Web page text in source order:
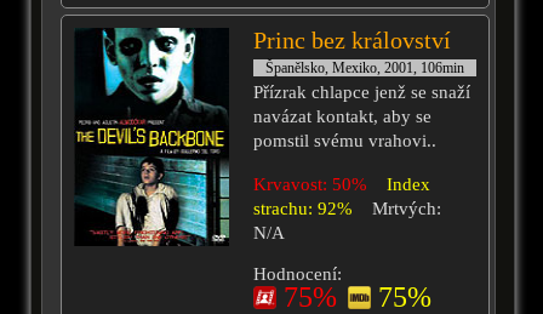
Princ bez království
Španělsko, Mexiko, 2001, 106min
Přízrak chlapce jenž se snaží
navázat kontakt, aby se
pomstil svému vrahovi..
Krvavost: 50%
Index
strachu: 92%
Mrtvých:
N/A
Hodnocení:
75% 75%